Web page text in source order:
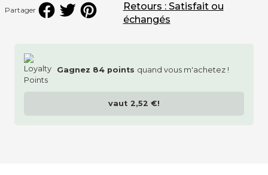
Partager
Gagnez 84 points quand vous m'achetez !
vaut 2,52 €!
Retours : Satisfait ou
échangés